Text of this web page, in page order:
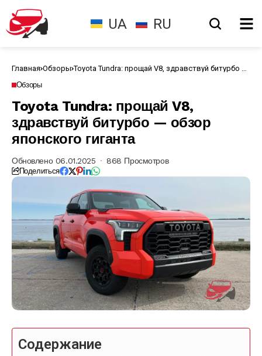
UA RU
Главная Обзоры Toyota Tundra: прощай V8, здравствуй битурбо —
Обзоры
Toyota Tundra: прощай V8,
здравствуй битурбо — обзор
японского гиганта
Обновлено 06.01.2025 868 Просмотров
Поделиться
Содержание